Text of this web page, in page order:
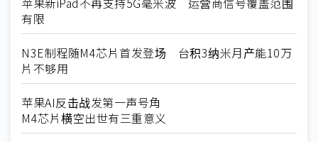
有限
N3E制程随M4芯片首发登场 台积3纳米月产能10万
片不够用
苹果AI反击战发第一声号角
M4芯片横空出世有三重意义